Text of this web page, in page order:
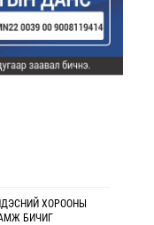
ХОРООНЫ
БИЧИГ